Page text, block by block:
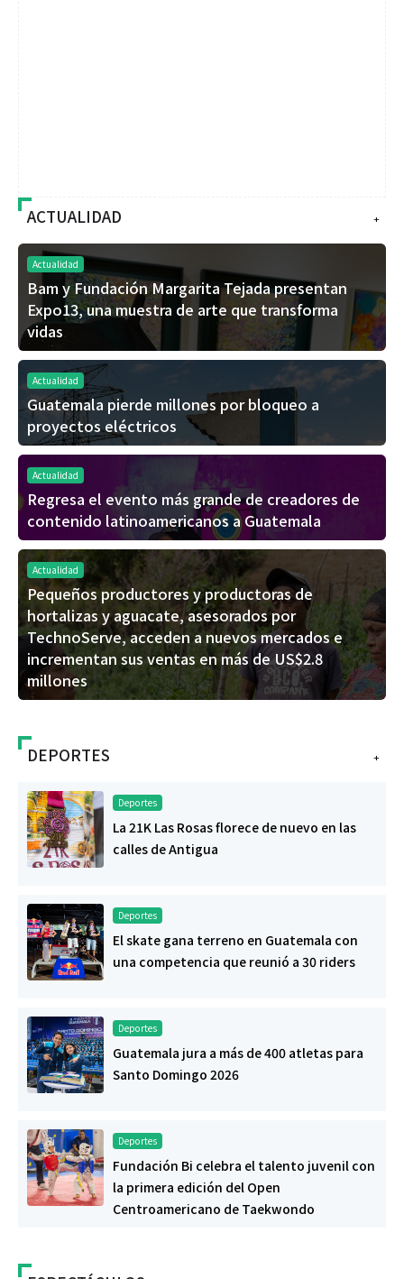
+
ACTUALIDAD
Actualidad
Bam y Fundación Margarita Tejada presentan
Expo13, una muestra de arte que transforma
vidas
Actualidad
Guatemala pierde millones por bloqueo a
proyectos eléctricos
Actualidad
Regresa el evento más grande de creadores de
contenido latinoamericanos a Guatemala
Actualidad
Pequeños productores y productoras de
hortalizas y aguacate, asesorados por
TechnoServe, acceden a nuevos mercados e
incrementan sus ventas en más de US$2.8
millones
+
DEPORTES
Deportes
La 21K Las Rosas florece de nuevo en las
calles de Antigua
Deportes
El skate gana terreno en Guatemala con
una competencia que reunió a 30 riders
Deportes
Guatemala jura a más de 400 atletas para
Santo Domingo 2026
Deportes
Fundación Bi celebra el talento juvenil con
la primera edición del Open
Centroamericano de Taekwondo